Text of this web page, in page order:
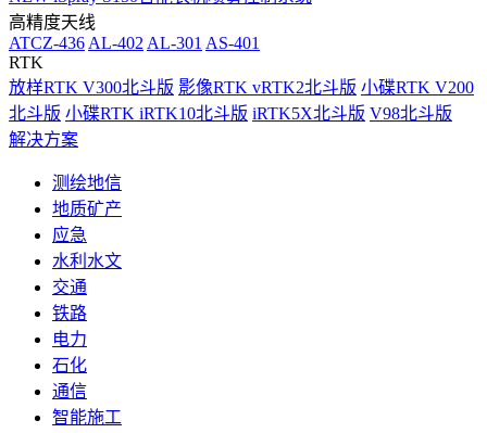
高精度天线
ATCZ-436 AL-402 AL-301 AS-401
RTK
放样RTK V300北斗版 影像RTK vRTK2北斗版 小碟RTK V200
北斗版 小碟RTK iRTK10北斗版 iRTK5X北斗版 V98北斗版
解决方案
测绘地信
地质矿产
应急
水利水文
交通
铁路
电力
石化
通信
智能施工